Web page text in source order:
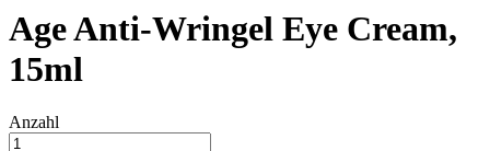
Age Anti-Wringel Eye Cream,
15ml
Anzahl